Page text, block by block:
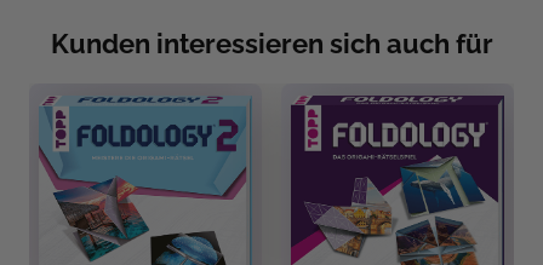
Kunden interessieren sich auch für